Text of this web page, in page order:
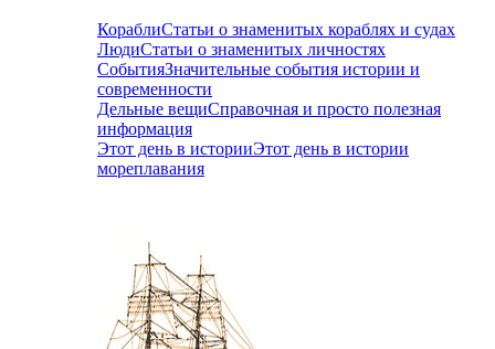
КораблиСтатьи о знаменитых кораблях и судах
ЛюдиСтатьи о знаменитых личностях
СобытияЗначительные события истории и
современности
Дельные вещиСправочная и просто полезная
информация
Этот день в историиЭтот день в истории
мореплавания